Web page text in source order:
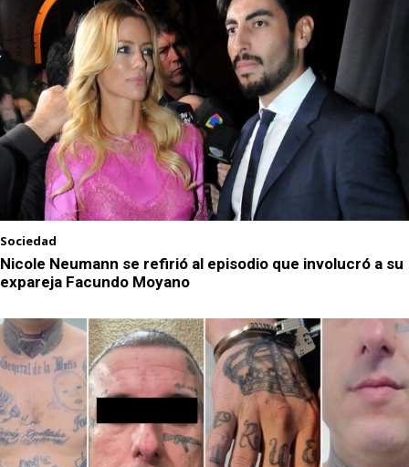
Sociedad
Nicole Neumann se refirió al episodio que involucró a su
expareja Facundo Moyano